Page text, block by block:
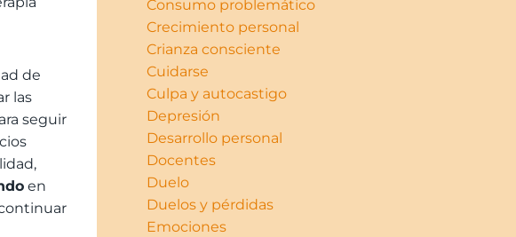
de
las
seguir
en
Consumo problemático
Crecimiento personal
Crianza consciente
Cuidarse
Culpa y autocastigo
Depresión
Desarrollo personal
Docentes
Duelo
Duelos y pérdidas
Emociones